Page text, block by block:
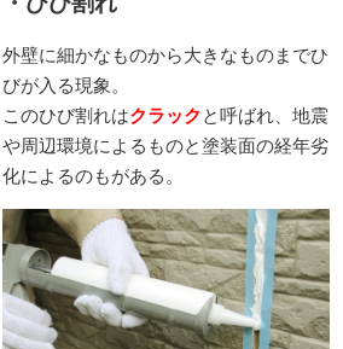
外壁に細かなものから大きなものまでひ
びが入る現象。
このひび割れはクラック と呼ばれ、地震
や周辺環境によるものと塗装面の経年劣
化によるのもがある。